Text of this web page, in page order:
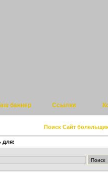
баннер Ссылки
Поиск Сайт
для: